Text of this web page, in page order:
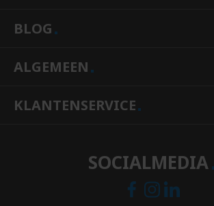
BLOG
ALGEMEEN
KLANTENSERVICE
SOCIALMEDIA